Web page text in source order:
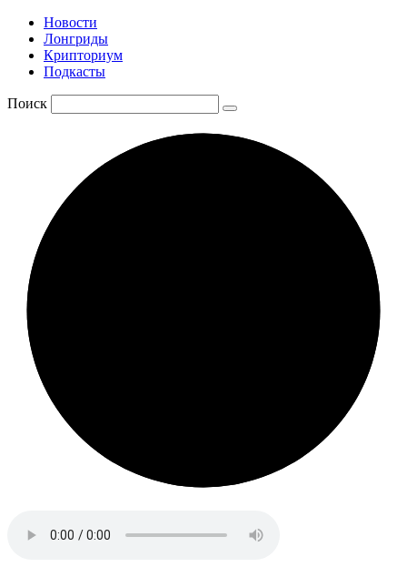
Новости
Лонгриды
Крипториум
Подкасты
Поиск